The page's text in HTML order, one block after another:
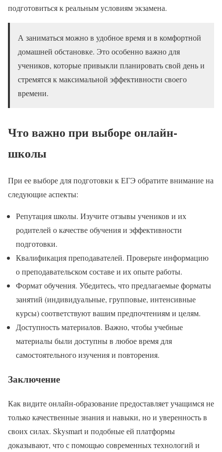
подготовиться к реальным условиям экзамена.
А заниматься можно в удобное время и в комфортной
домашней обстановке. Это особенно важно для
учеников, которые привыкли планировать свой день и
стремятся к максимальной эффективности своего
времени.
Что важно при выборе онлайн-
школы
При ее выборе для подготовки к ЕГЭ обратите внимание на
следующие аспекты:
Репутация школы. Изучите отзывы учеников и их
родителей о качестве обучения и эффективности
подготовки.
Квалификация преподавателей. Проверьте информацию
о преподавательском составе и их опыте работы.
Формат обучения. Убедитесь, что предлагаемые форматы
занятий (индивидуальные, групповые, интенсивные
курсы) соответствуют вашим предпочтениям и целям.
Доступность материалов. Важно, чтобы учебные
материалы были доступны в любое время для
самостоятельного изучения и повторения.
Заключение
Как видите онлайн-образование предоставляет учащимся не
только качественные знания и навыки, но и уверенность в
своих силах. Skysmart и подобные ей платформы
доказывают, что с помощью современных технологий и